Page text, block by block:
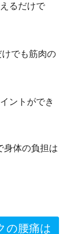
るだけで
でも筋肉の
ントができ
身体の負担は
の腰痛は